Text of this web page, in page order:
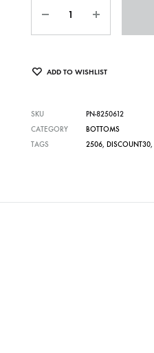
ADD TO WISHLIST
SKU
PN-8250612
CATEGORY
BOTTOMS
TAGS
2506, DISCOUNT30,